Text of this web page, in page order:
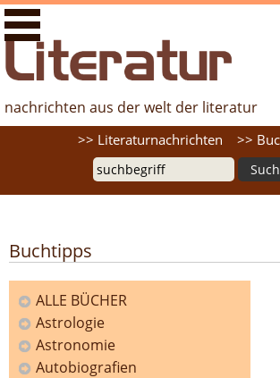
literaturfernsehen.de - Nachrichten aus
Literatur
nachrichten aus der welt der literatur
>> Literaturnachrichten >>
Buchtipps
Kategorien
ALLE BÜCHER
Astrologie
Astronomie
Autobiografien